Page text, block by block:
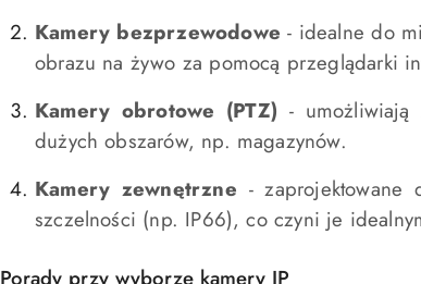
Kamery bezprzewodowe - idealne do
obrazu na żywo za pomocą przeglądarki
Kamery obrotowe (PTZ) -
dużych obszarów, np. magazynów.
Kamery zewnętrzne - zaprojektowane
szczelności (np. IP66), co czyni je
Porady przy wyborze kamery IP